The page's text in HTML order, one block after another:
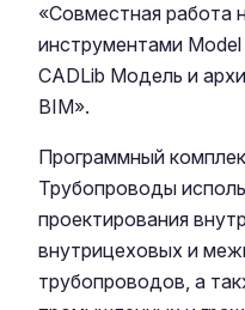
«Совместная работа
инструментами
CADLib Модель и
BIM».
Программный
Трубопроводы
проектирования
внутрицеховых и
трубопроводов, а